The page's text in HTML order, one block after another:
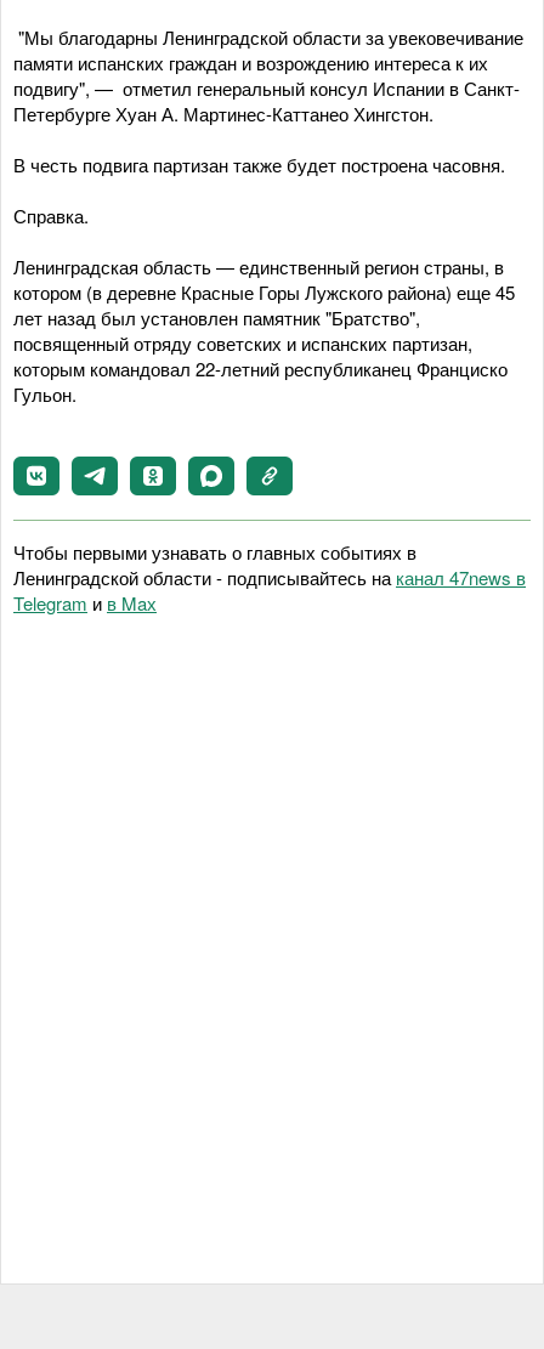
"Мы благодарны Ленинградской области за увековечивание
памяти испанских граждан и возрождению интереса к их
подвигу", — отметил генеральный консул Испании в Санкт-
Петербурге Хуан А. Мартинес-Каттанео Хингстон.
В честь подвига партизан также будет построена часовня.
Справка.
Ленинградская область — единственный регион страны, в
котором (в деревне Красные Горы Лужского района) еще 45
лет назад был установлен памятник "Братство",
посвященный отряду советских и испанских партизан,
которым командовал 22-летний республиканец Франциско
Гульон.
Чтобы первыми узнавать о главных событиях в
Ленинградской области - подписывайтесь на канал 47news в
Telegram и в Maх